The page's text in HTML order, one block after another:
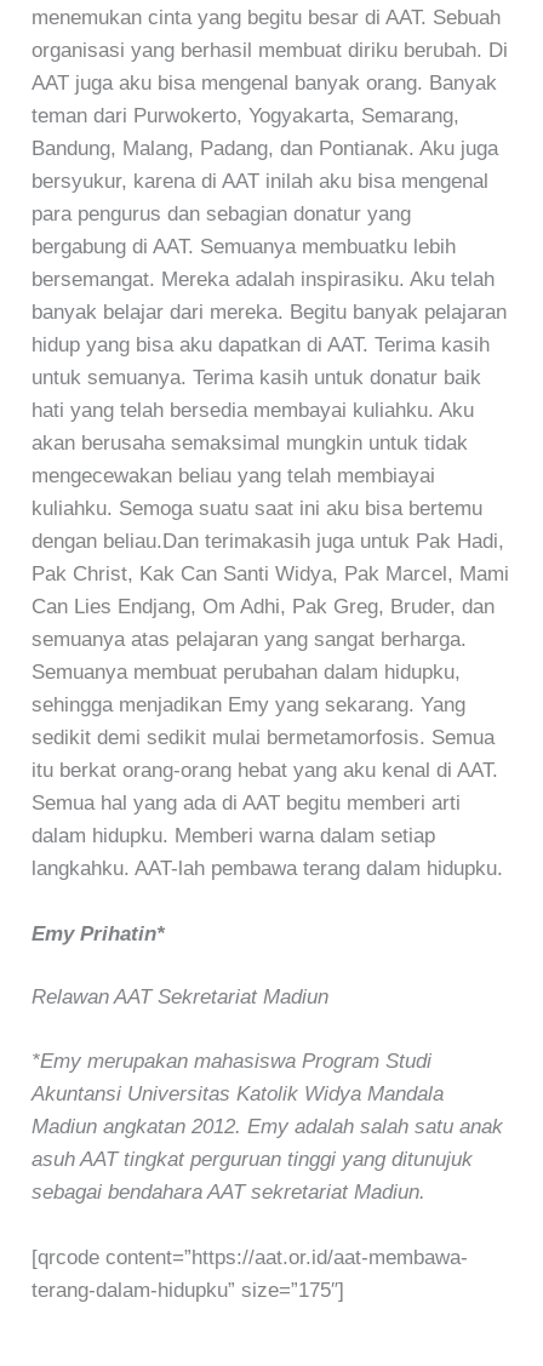
menemukan cinta yang begitu besar di AAT. Sebuah
organisasi yang berhasil membuat diriku berubah. Di
AAT juga aku bisa mengenal banyak orang. Banyak
teman dari Purwokerto, Yogyakarta, Semarang,
Bandung, Malang, Padang, dan Pontianak. Aku juga
bersyukur, karena di AAT inilah aku bisa mengenal
para pengurus dan sebagian donatur yang
bergabung di AAT. Semuanya membuatku lebih
bersemangat. Mereka adalah inspirasiku. Aku telah
banyak belajar dari mereka. Begitu banyak pelajaran
hidup yang bisa aku dapatkan di AAT. Terima kasih
untuk semuanya. Terima kasih untuk donatur baik
hati yang telah bersedia membayai kuliahku. Aku
akan berusaha semaksimal mungkin untuk tidak
mengecewakan beliau yang telah membiayai
kuliahku. Semoga suatu saat ini aku bisa bertemu
dengan beliau.Dan terimakasih juga untuk Pak Hadi,
Pak Christ, Kak Can Santi Widya, Pak Marcel, Mami
Can Lies Endjang, Om Adhi, Pak Greg, Bruder, dan
semuanya atas pelajaran yang sangat berharga.
Semuanya membuat perubahan dalam hidupku,
sehingga menjadikan Emy yang sekarang. Yang
sedikit demi sedikit mulai bermetamorfosis. Semua
itu berkat orang-orang hebat yang aku kenal di AAT.
Semua hal yang ada di AAT begitu memberi arti
dalam hidupku. Memberi warna dalam setiap
langkahku. AAT-lah pembawa terang dalam hidupku.
Emy Prihatin*
Relawan AAT Sekretariat Madiun
*Emy merupakan mahasiswa Program Studi
Akuntansi Universitas Katolik Widya Mandala
Madiun angkatan 2012. Emy adalah salah satu anak
asuh AAT tingkat perguruan tinggi yang ditunujuk
sebagai bendahara AAT sekretariat Madiun.
[qrcode content=”https://aat.or.id/aat-membawa-
terang-dalam-hidupku” size=”175″]